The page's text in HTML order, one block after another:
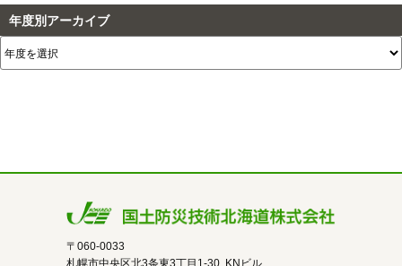
年度別アーカイブ
〒060-0033
札幌市中央区北3条東3丁目1-30 KNビル